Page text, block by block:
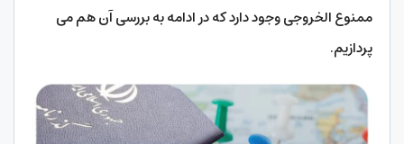
ممنوع الخروجی وجود دارد که در ادامه به بررسی آن هم می
پردازیم.